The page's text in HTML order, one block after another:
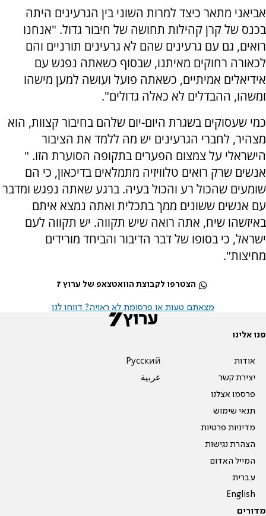
אביאני מתאר כיצד למרות השוני בין הגרעינים היתה
בכנס של קרן קהילות תחושה של חיבור גדול. "אנחנו
רואים, גם עם גרעינים שהם לא גרעינים תורניים והם
לכאורה רחוקים מאיתנו, שבסוף כשאתה נפגש עם
אידיאלים אמיתיים, כשאתה פועל ועושה למען מישהו
ומשהו, ההבדלים לא כאלה גדולים".
כמי שעסוקים בשגרת היום-יום שלהם בחיבור קצוות, הוא
מצהיר, לחברי הגרעינים יש מה ללמד את הציבור
הישראלי על צמצום הפערים בתקופה הסוערת הזו. "
אנשים שרק רואים טלוויזיה מתמלאים בדיכאון, כי הם
שומעים שהכול רע והכול בעיה. ברגע שאתה נפגש ומדבר
עם אנשים ששונים ממך בתכלית ואתה נמצא איתם
באיזשהו שיח, אתה רואה שיש תקווה. יש תקווה לעם
ישראל, כי בסופו של דבר הדיבור והביחד מורידים
מחיצות".
הצטרפו לקבוצת הוואטצאפ של ערוץ 7
מצאתם טעות או פרסומת לא ראויה? דווחו לנו
פנו אלינו
אודות
יצירת קשר
פרסמו אצלנו
תנאי שימוש
מדיניות פרטיות
הצהרת נגישות
המייל האדום
עברית
English
Pусский
عربية
מדורים